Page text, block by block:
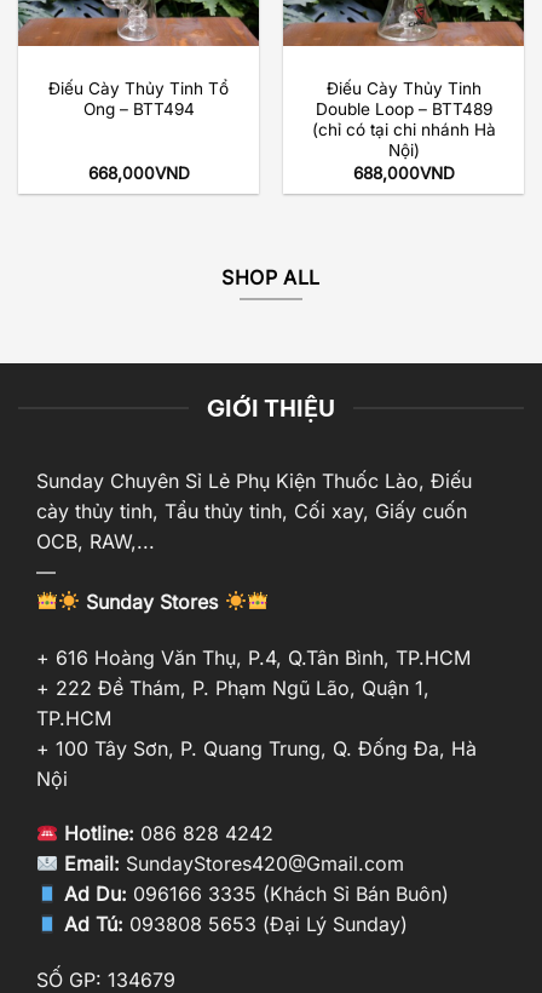
Điếu Cày Thủy Tinh Tổ
Ong – BTT494
668,000VND
Điếu Cày Thủy Tinh
Double Loop – BTT489
(chỉ có tại chi nhánh Hà
Nội)
688,000VND
SHOP ALL
GIỚI THIỆU
Sunday Chuyên Sỉ Lẻ Phụ Kiện Thuốc Lào, Điếu
cày thủy tinh, Tẩu thủy tinh, Cối xay, Giấy cuốn
OCB, RAW,...
—
Sunday Stores
+ 616 Hoàng Văn Thụ, P.4, Q.Tân Bình, TP.HCM
+ 222 Đề Thám, P. Phạm Ngũ Lão, Quận 1,
TP.HCM
+ 100 Tây Sơn, P. Quang Trung, Q. Đống Đa, Hà
Nội
Hotline: 086 828 4242
Email: SundayStores420@Gmail.com
Ad Du: 096166 3335 (Khách Sỉ Bán Buôn)
Ad Tú: 093808 5653 (Đại Lý Sunday)
SỐ GP: 134679